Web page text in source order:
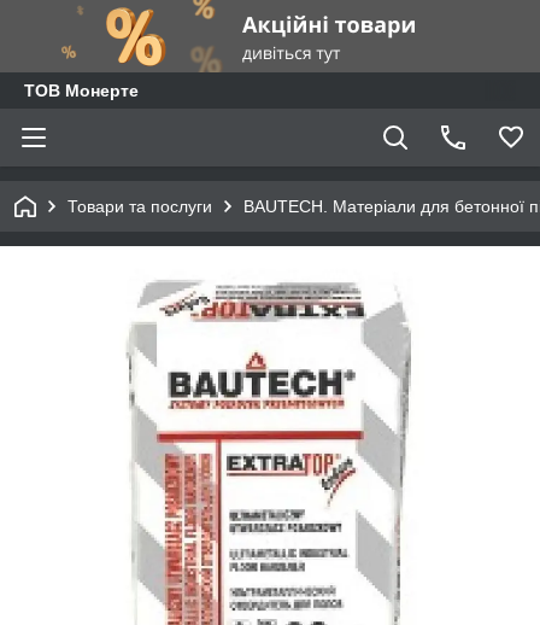
ТОВ Монерте
Товари та послуги BAUTECH. Матеріали для бетонної